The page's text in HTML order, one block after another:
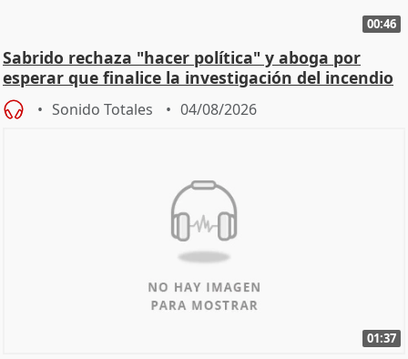
00:46
Sabrido rechaza "hacer política" y aboga por
esperar que finalice la investigación del incendio
Sonido Totales 04/08/2026
01:37